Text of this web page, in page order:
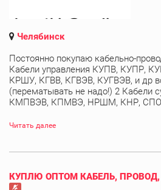
Челябинск
Постоянно покупаю кабельно-
Кабели управления КУПВ, КУПР,
КРШУ, КГВВ, КГВЭВ, КУГВЭВ, и др
(перематывать не надо!) 2
КМПВЭВ, КПМВЭ, НРШМ, КНР, СПОВ
Читать далее
КУПЛЮ ОПТОМ КАБЕЛЬ,